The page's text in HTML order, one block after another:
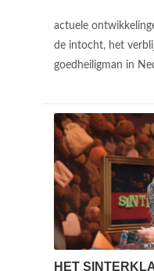
actuele
de intocht, het
goedheiligman in
HET